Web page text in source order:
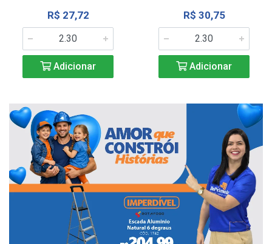
R$ 27,72
Adicionar
R$ 30,75
Adicionar